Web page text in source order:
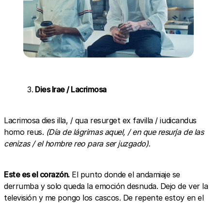
Dies Irae / Lacrimosa
Lacrimosa dies illa, / qua resurget ex favilla / iudicandus
homo reus. (Día de lágrimas aquel, / en que resurja de las
cenizas / el hombre reo para ser juzgado).
Este es el corazón.El punto donde el andamiaje se
derrumba y solo queda la emoción desnuda. Dejo de ver la
televisión y me pongo los cascos. De repente estoy en el